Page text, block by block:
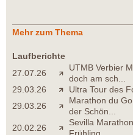
Mehr zum Thema
Laufberichte
27.07.26
UTMB Verbier
doch am sch...
29.03.26
Ultra Tour des
29.03.26
Marathon du
der Schön...
20.02.26
Sevilla